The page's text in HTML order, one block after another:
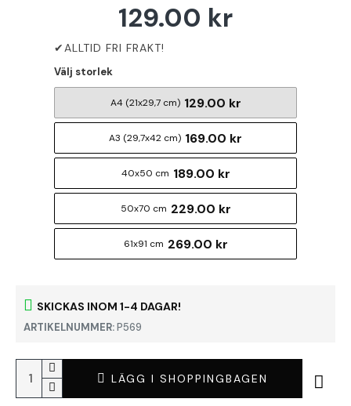
SKICKAS INOM 1-4 DAGAR!
ARTIKELNUMMER:P569
129.00 kr
Välj storlek
A4 (21x29,7 cm) 129.00 kr
A3 (29,7x42 cm) 169.00 kr
40x50 cm 189.00 kr
50x70 cm 229.00 kr
61x91 cm 269.00 kr
LÄGG I SHOPPINGBAGEN